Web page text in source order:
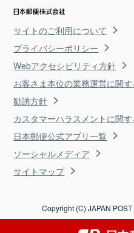
サイトのご利用について
プライバシーポリシー
Webアクセシビリティ方針
お客さま本位の業務運営に関
勧誘方針
カスタマーハラスメントに関
日本郵便公式アプリ一覧
ソーシャルメディア
サイトマップ
Copyright (C) JAPAN